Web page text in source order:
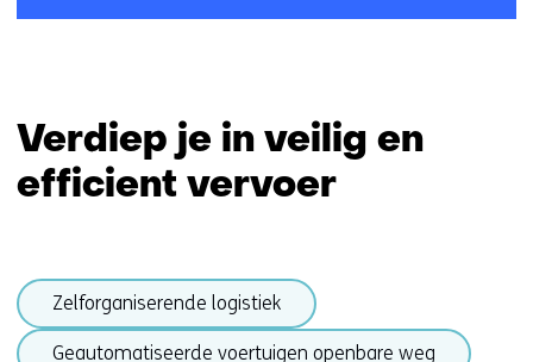
Verdiep je in veilig en
efficient vervoer
Sla
navigatie
over
Zelforganiserende logistiek(onder
thema
Geautomatiseerde voertuigen openbare weg (onder